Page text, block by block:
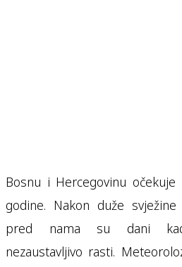
Bosnu i Hercegovinu
godine. Nakon duže
pred nama su dani
nezaustavljivo rasti.